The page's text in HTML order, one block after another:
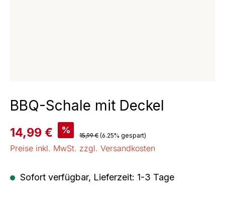
BBQ-Schale mit Deckel
Verkaufspreis:
14,99 € % Regulärer Preis:
15,99 € (6.25% gespart)
Preise inkl. MwSt. zzgl. Versandkosten
Sofort verfügbar, Lieferzeit: 1-3 Tage